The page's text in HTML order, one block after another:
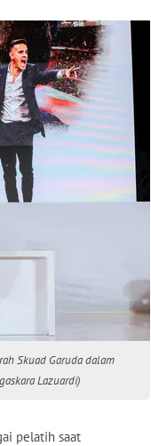
Skuad Garuda dalam
Lazuardi)
pelatih saat